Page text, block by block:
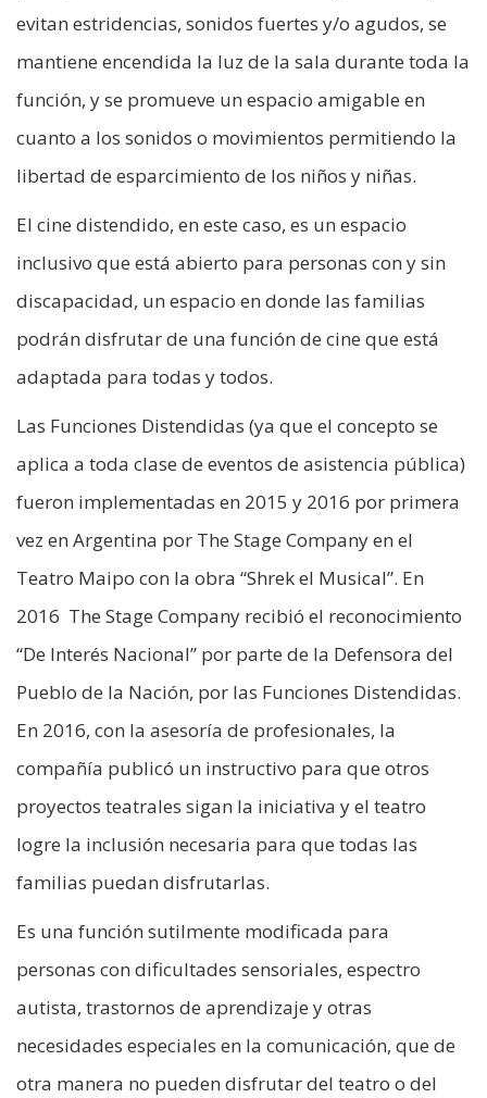
evitan estridencias, sonidos fuertes y/o agudos, se
mantiene encendida la luz de la sala durante toda la
función, y se promueve un espacio amigable en
cuanto a los sonidos o movimientos permitiendo la
libertad de esparcimiento de los niños y niñas.
El cine distendido, en este caso, es un espacio
inclusivo que está abierto para personas con y sin
discapacidad, un espacio en donde las familias
podrán disfrutar de una función de cine que está
adaptada para todas y todos.
Las Funciones Distendidas (ya que el concepto se
aplica a toda clase de eventos de asistencia pública)
fueron implementadas en 2015 y 2016 por primera
vez en Argentina por The Stage Company en el
Teatro Maipo con la obra “Shrek el Musical”. En
2016 The Stage Company recibió el reconocimiento
“De Interés Nacional” por parte de la Defensora del
Pueblo de la Nación, por las Funciones Distendidas.
En 2016, con la asesoría de profesionales, la
compañía publicó un instructivo para que otros
proyectos teatrales sigan la iniciativa y el teatro
logre la inclusión necesaria para que todas las
familias puedan disfrutarlas.
Es una función sutilmente modificada para
personas con dificultades sensoriales, espectro
autista, trastornos de aprendizaje y otras
necesidades especiales en la comunicación, que de
otra manera no pueden disfrutar del teatro o del